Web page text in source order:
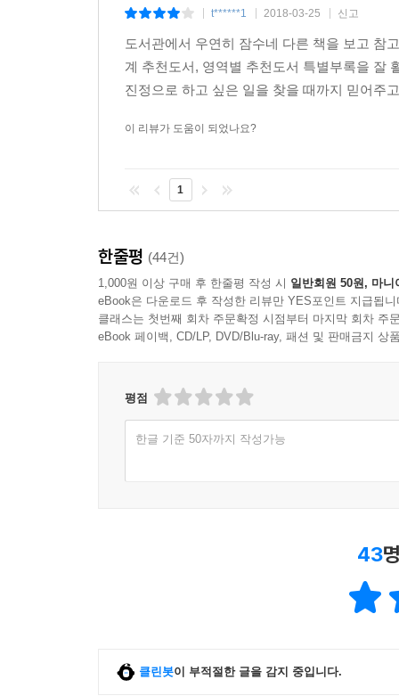
t******1 2018-03-25 신고
도서관에서 우연히 잠수네 다른 책을 보고 참
계 추천도서, 영역별 추천도서 특별부록을 잘
진정으로 하고 싶은 일을 찾을 때까지 믿어주
이 리뷰가 도움이 되었나요?
1
한줄평 (44건)
1,000원 이상 구매 후 한줄평 작성 시 일반회원 50원, 마니
eBook은 다운로드 후 작성한 리뷰만 YES포인트 지급됩니
클래스는 첫번째 회차 주문확정 시점부터 마지막 회차 주
eBook 페이백, CD/LP, DVD/Blu-ray, 패션 및 판매금지 상
평점
한글 기준 50자까지 작성가능
43
클린봇이 부적절한 글을 감지 중입니다.